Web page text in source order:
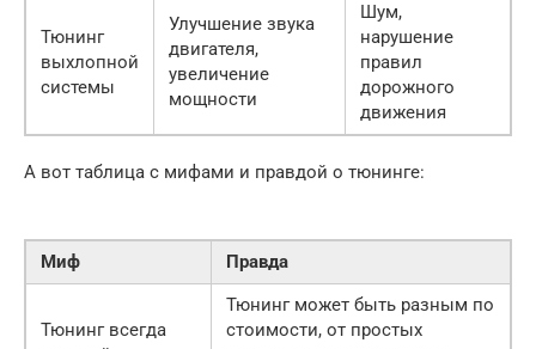
Тюнинг
выхлопной
системы
Улучшение звука
двигателя,
увеличение
мощности
Шум,
нарушение
правил
дорожного
движения
А вот таблица с мифами и правдой о тюнинге:
Миф Правда
Тюнинг всегда
Тюнинг может быть разным по
стоимости, от простых